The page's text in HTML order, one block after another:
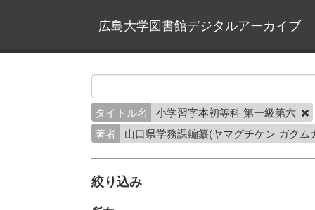
広島大学図書館デジタルアーカイブ
タイトル名
小学習字本初等科 第一級第六
著者
山口県学務課編纂(ヤマグチケン ガク
絞り込み